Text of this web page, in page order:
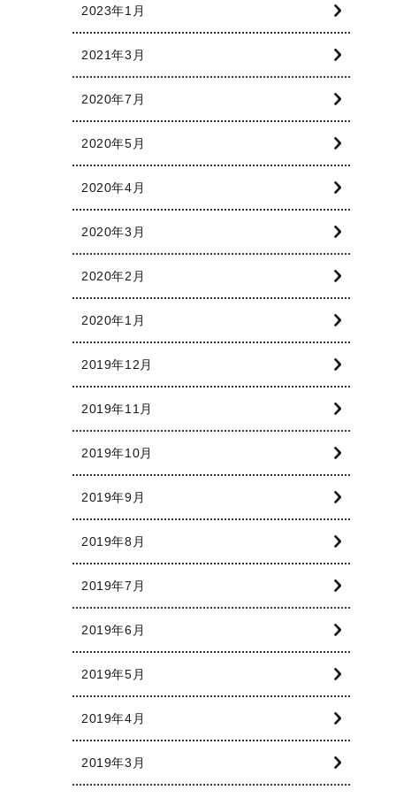
2023年1月
2021年3月
2020年7月
2020年5月
2020年4月
2020年3月
2020年2月
2020年1月
2019年12月
2019年11月
2019年10月
2019年9月
2019年8月
2019年7月
2019年6月
2019年5月
2019年4月
2019年3月